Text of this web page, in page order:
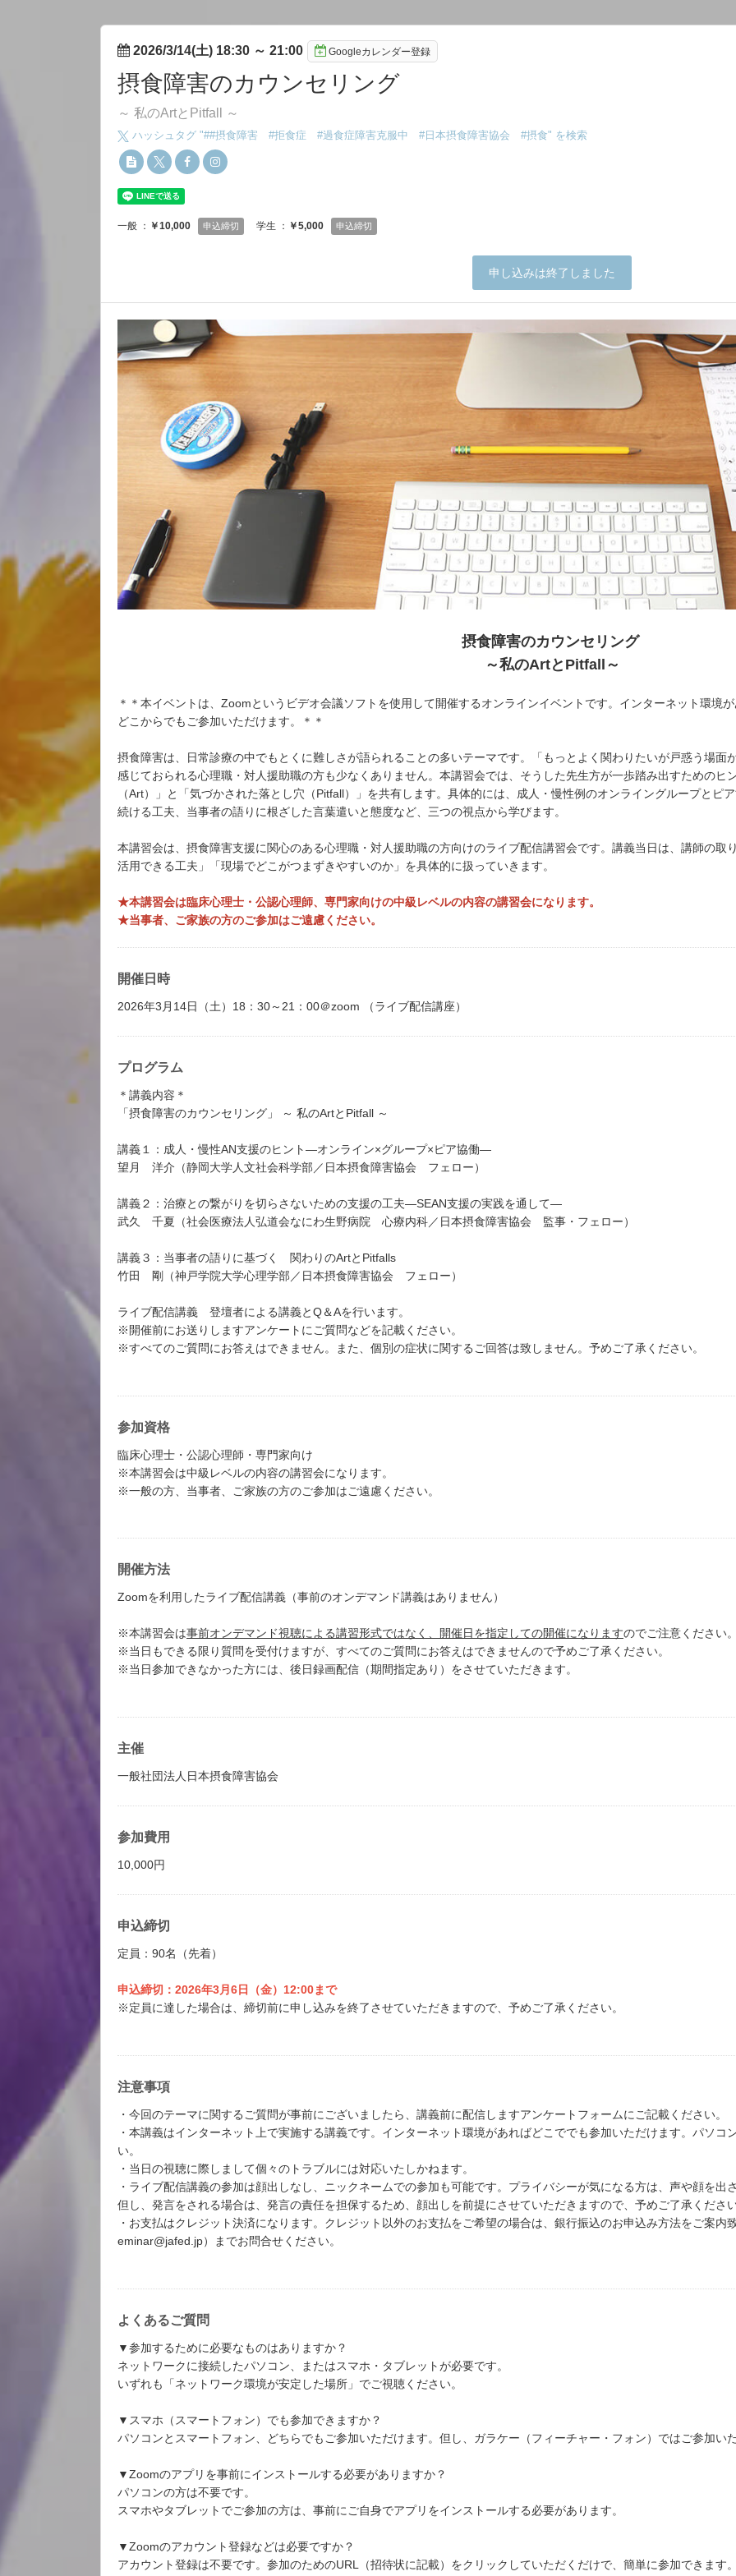
2026/3/14(土) 18:30 ～ 21:00 Googleカレンダー登録
摂食障害のカウンセリング
～ 私のArtとPitfall ～
ハッシュタグ "##摂食障害 #拒食症 #過食症障害克服中 #日本摂食障害協会 #摂食" を検索
一般 ： ￥10,000 申込締切 学生 ： ￥5,000 申込締切
申し込みは終了しました
摂食障害のカウンセリング
～私のArtとPitfall～
＊＊本イベントは、Zoomというビデオ会議ソフトを使用して開催するオンラインイベントです。インターネット環境
どこからでもご参加いただけます。＊＊
摂食障害は、日常診療の中でもとくに難しさが語られることの多いテーマです。「もっとよく関わりたいが戸惑う場面
感じておられる心理職・対人援助職の方も少なくありません。本講習会では、そうした先生方が一歩踏み出すためのヒ
（Art）」と「気づかされた落とし穴（Pitfall）」を共有します。具体的には、成人・慢性例のオンライングループとピ
続ける工夫、当事者の語りに根ざした言葉遣いと態度など、三つの視点から学びます。
本講習会は、摂食障害支援に関心のある心理職・対人援助職の方向けのライブ配信講習会です。講義当日は、講師の取
活用できる工夫」「現場でどこがつまずきやすいのか」を具体的に扱っていきます。
★本講習会は臨床心理士・公認心理師、専門家向けの中級レベルの内容の講習会になります。
★当事者、ご家族の方のご参加はご遠慮ください。
開催日時
2026年3月14日（土）18：30～21：00＠zoom （ライブ配信講座）
プログラム
＊講義内容＊
「摂食障害のカウンセリング」 ～ 私のArtとPitfall ～
講義１：成人・慢性AN支援のヒント―オンライン×グループ×ピア協働―
望月 洋介（静岡大学人文社会科学部／日本摂食障害協会 フェロー）
講義２：治療との繋がりを切らさないための支援の工夫―SEAN支援の実践を通して―
武久 千夏（社会医療法人弘道会なにわ生野病院 心療内科／日本摂食障害協会 監事・フェロー）
講義３：当事者の語りに基づく 関わりのArtとPitfalls
竹田 剛（神戸学院大学心理学部／日本摂食障害協会 フェロー）
ライブ配信講義 登壇者による講義とQ＆Aを行います。
※開催前にお送りしますアンケートにご質問などを記載ください。
※すべてのご質問にお答えはできません。また、個別の症状に関するご回答は致しません。予めご了承ください。
参加資格
臨床心理士・公認心理師・専門家向け
※本講習会は中級レベルの内容の講習会になります。
※一般の方、当事者、ご家族の方のご参加はご遠慮ください。
開催方法
Zoomを利用したライブ配信講義（事前のオンデマンド講義はありません）
※本講習会は事前オンデマンド視聴による講習形式ではなく、開催日を指定しての開催になりますのでご注意ください
※当日もできる限り質問を受付けますが、すべてのご質問にお答えはできませんので予めご了承ください。
※当日参加できなかった方には、後日録画配信（期間指定あり）をさせていただきます。
主催
一般社団法人日本摂食障害協会
参加費用
10,000円
申込締切
定員：90名（先着）
申込締切：2026年3月6日（金）12:00まで
※定員に達した場合は、締切前に申し込みを終了させていただきますので、予めご了承ください。
注意事項
・今回のテーマに関するご質問が事前にございましたら、講義前に配信しますアンケートフォームにご記載ください。
・本講義はインターネット上で実施する講義です。インターネット環境があればどこででも参加いただけます。パソ
い。
・当日の視聴に際しまして個々のトラブルには対応いたしかねます。
・ライブ配信講義の参加は顔出しなし、ニックネームでの参加も可能です。プライバシーが気になる方は、声や顔を
但し、発言をされる場合は、発言の責任を担保するため、顔出しを前提にさせていただきますので、予めご了承くださ
・お支払はクレジット決済になります。クレジット以外のお支払をご希望の場合は、銀行振込のお申込み方法をご案
eminar@jafed.jp）までお問合せください。
よくあるご質問
▼参加するために必要なものはありますか？
ネットワークに接続したパソコン、またはスマホ・タブレットが必要です。
いずれも「ネットワーク環境が安定した場所」でご視聴ください。
▼スマホ（スマートフォン）でも参加できますか？
パソコンとスマートフォン、どちらでもご参加いただけます。但し、ガラケー（フィーチャー・フォン）ではご参加い
▼Zoomのアプリを事前にインストールする必要がありますか？
パソコンの方は不要です。
スマホやタブレットでご参加の方は、事前にご自身でアプリをインストールする必要があります。
▼Zoomのアカウント登録などは必要ですか？
アカウント登録は不要です。参加のためのURL（招待状に記載）をクリックしていただくだけで、簡単に参加できます